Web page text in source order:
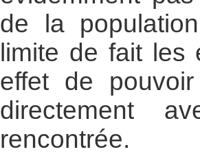
de la
limite de fait les
effet de
directement
rencontrée.